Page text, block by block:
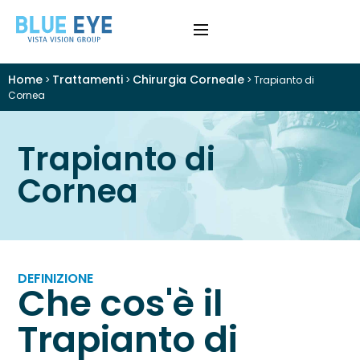
Home > Trattamenti > Chirurgia Corneale > Trapianto di
Cornea
Trapianto di
Cornea
DEFINIZIONE
Che cos'è il
Trapianto di
Difetti Visivi
›
Patologie ›
›
Visite e Diagnostica
Chi Siamo
Colloquio Informativo